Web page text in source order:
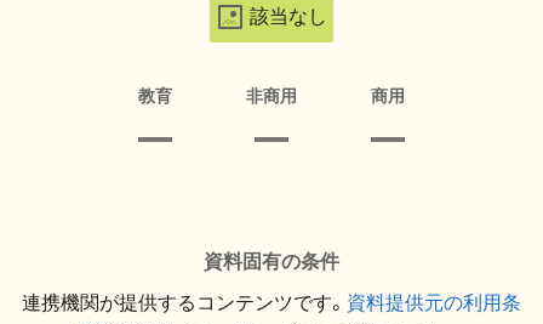
該当なし
教育 非商用 商用
資料固有の条件
連携機関が提供するコンテンツです。 資料提供元の利用条